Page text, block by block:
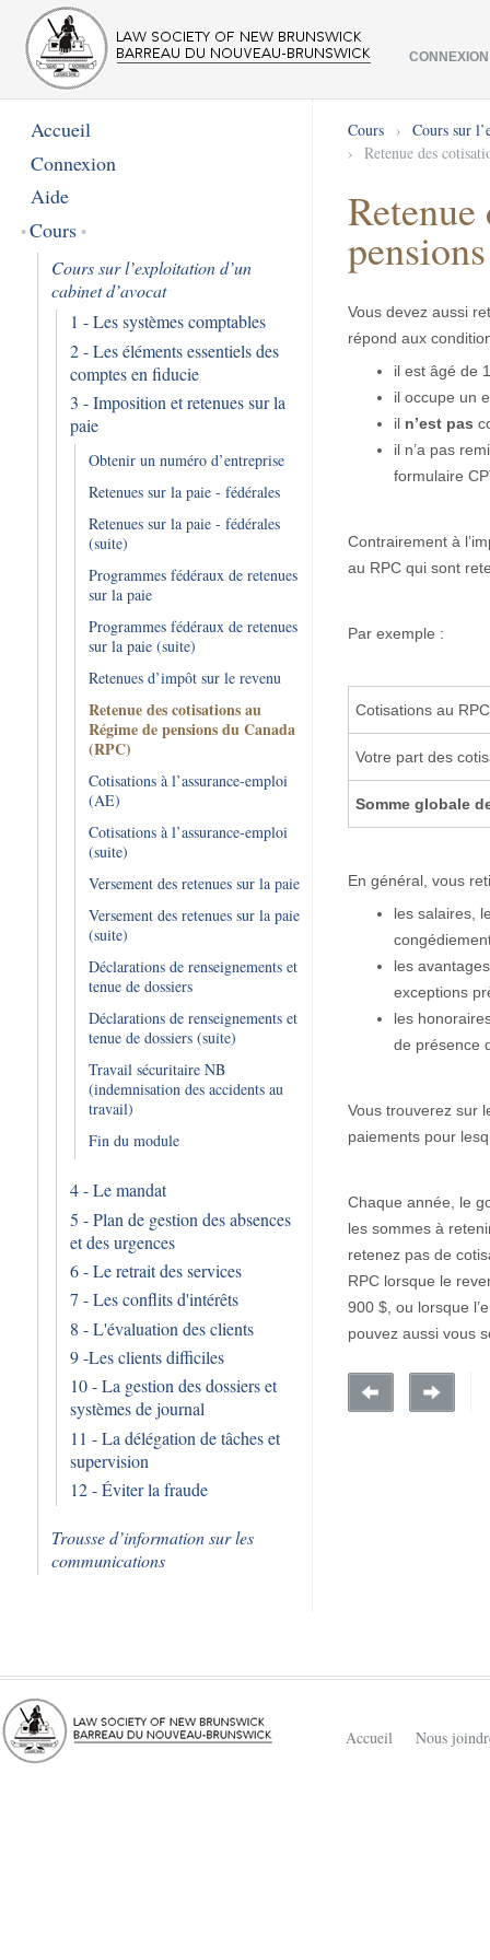
CONNEXION
Accueil
Connexion
Aide
Cours
Cours sur l’exploitation d’un
cabinet d’avocat
1 - Les systèmes comptables
2 - Les éléments essentiels des
comptes en fiducie
3 - Imposition et retenues sur la
paie
Obtenir un numéro d’entreprise
Retenues sur la paie - fédérales
Retenues sur la paie - fédérales
(suite)
Programmes fédéraux de retenues
sur la paie
Programmes fédéraux de retenues
sur la paie (suite)
Retenues d’impôt sur le revenu
Retenue des cotisations au
Régime de pensions du Canada
(RPC)
Cotisations à l’assurance-emploi
(AE)
Cotisations à l’assurance-emploi
(suite)
Versement des retenues sur la paie
Versement des retenues sur la paie
(suite)
Déclarations de renseignements et
tenue de dossiers
Déclarations de renseignements et
tenue de dossiers (suite)
Travail sécuritaire NB
(indemnisation des accidents au
travail)
Fin du module
4 - Le mandat
5 - Plan de gestion des absences
et des urgences
6 - Le retrait des services
7 - Les conflits d'intérêts
8 - L'évaluation des clients
9 -Les clients difficiles
10 - La gestion des dossiers et
systèmes de journal
11 - La délégation de tâches et
supervision
12 - Éviter la fraude
Trousse d’information sur les
communications
Cours ›
Cours sur
›
Retenue des
Vous devez aussi
répond aux
il est âgé de
il occupe un
il n’est pas
il n’a pas
formulaire
Contrairement à
au RPC qui sont
Par exemple :
Cotisations au
Votre part des
Somme globale
En général, vous
les salaires,
les
exceptions
les
de présence
Vous trouverez sur
paiements pour
Chaque année, le
les sommes à
retenez pas de
RPC lorsque le
900 $, ou lorsque
pouvez aussi vous
Accueil Nous